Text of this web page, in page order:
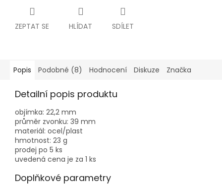
ZEPTAT SE HLÍDAT SDÍLET
Popis Podobné (8) Hodnocení Diskuze Značka
Detailní popis produktu
objímka: 22,2 mm
průměr zvonku: 39 mm
materiál: ocel/plast
hmotnost: 23 g
prodej po 5 ks
uvedená cena je za 1 ks
Doplňkové parametry